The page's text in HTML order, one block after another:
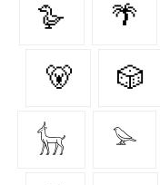
🪿 🌴
🐻 🎲
𓃴 𓅫